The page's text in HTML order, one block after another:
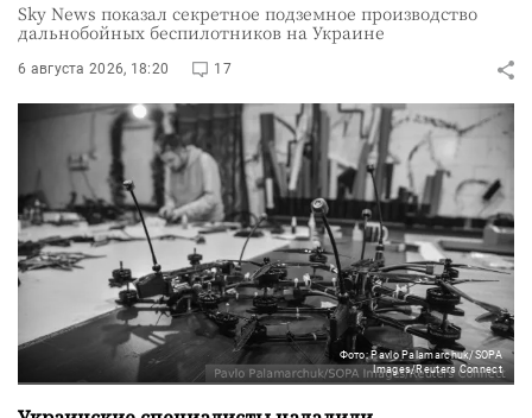
Sky News показал секретное подземное производство
дальнобойных беспилотников на Украине
6 августа 2026, 18:20 17
Фото: Pavlo Palamarchuk/SOPA
Images/Reuters Connect